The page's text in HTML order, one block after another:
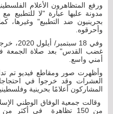
ورفع المتظاهرون الأعلام
مدونة عليها عبارة "لا للتطبيع
بحرينيون ضد التطبيع" وغيرها،
وأحرقوه.
وفي 18
غضب القدس" بعد صلاة الجمعة
أمني واسع.
وأظهرت صور ومقاطع فيديو تم
العشرات وقد خرجوا في
المشاركون أعلامًا بحرينية
وقالت جمعية الوفاق الوطني